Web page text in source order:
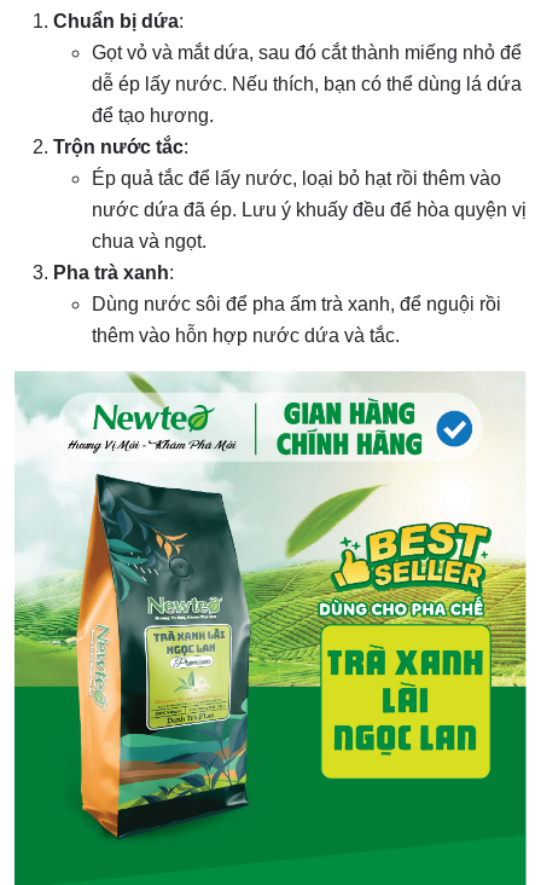
Chuẩn bị dứa:
Gọt vỏ và mắt dứa, sau đó cắt thành miếng nhỏ để
dễ ép lấy nước. Nếu thích, bạn có thể dùng lá dứa
để tạo hương.
Trộn nước tắc:
Ép quả tắc để lấy nước, loại bỏ hạt rồi thêm vào
nước dứa đã ép. Lưu ý khuấy đều để hòa quyện vị
chua và ngọt.
Pha trà xanh:
Dùng nước sôi để pha ấm trà xanh, để nguội rồi
thêm vào hỗn hợp nước dứa và tắc.